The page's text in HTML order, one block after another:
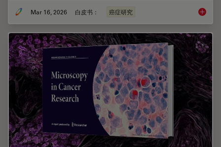
Mar 16, 2026 白皮书： 癌症研究 癌症研